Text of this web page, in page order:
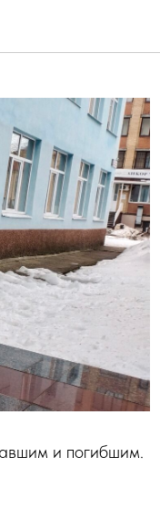
и погибшим.